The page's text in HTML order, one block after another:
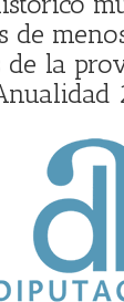
de
de la